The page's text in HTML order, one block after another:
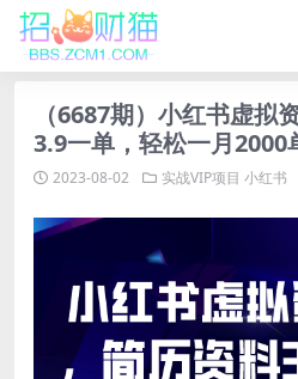
（6687期）小红书虚拟
3.9一单，轻松一月2000
2023-08-02 实战VIP项目 小红书